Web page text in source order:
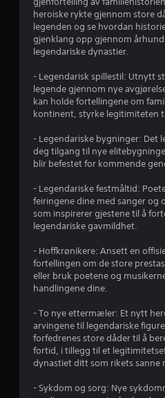
heroiske rykte gjennom store
legenden og se hvordan
gjenklang opp gjennom
legendariske dynastier.
- Legendarisk spillestil: Utnytt
legende gjennom nye
kan holde fortellingene om
kontinent, styrke legitimiteten
- Legendariske bygninger: Det
deg tilgang til nye
blir befestet for kommende
- Legendariske festmåltid:
feiringene dine med sanger og
som inspirerer gjestene til å
legendariske gavmildhet.
- Hoffkrønikere: Ansett en
fortellingen om de store
eller bruk poetene og
handlingene dine.
- To nye ettermæler: Et nytt
arvingene til legendariske
forfedrenes store dåder til å
fortid, i tillegg til et
dynastiet ditt som rikets sanne
- Sykdom og sorg: Nye